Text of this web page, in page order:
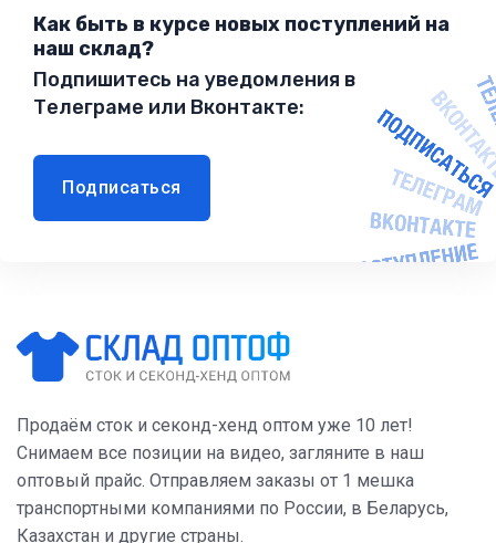
Как быть в курсе новых поступлений на
наш склад?
Подпишитесь на уведомления в
Телеграме или Вконтакте:
Подписаться
Продаём сток и секонд-хенд оптом уже 10 лет!
Снимаем все позиции на видео, загляните в наш
оптовый прайс. Отправляем заказы от 1 мешка
транспортными компаниями по России, в Беларусь,
Казахстан и другие страны.